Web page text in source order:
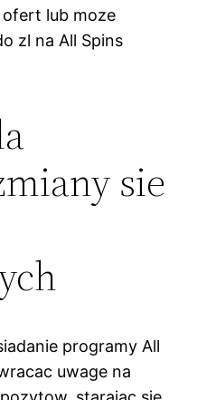
lub moze
zl na All Spins
sie
programy All
uwage na